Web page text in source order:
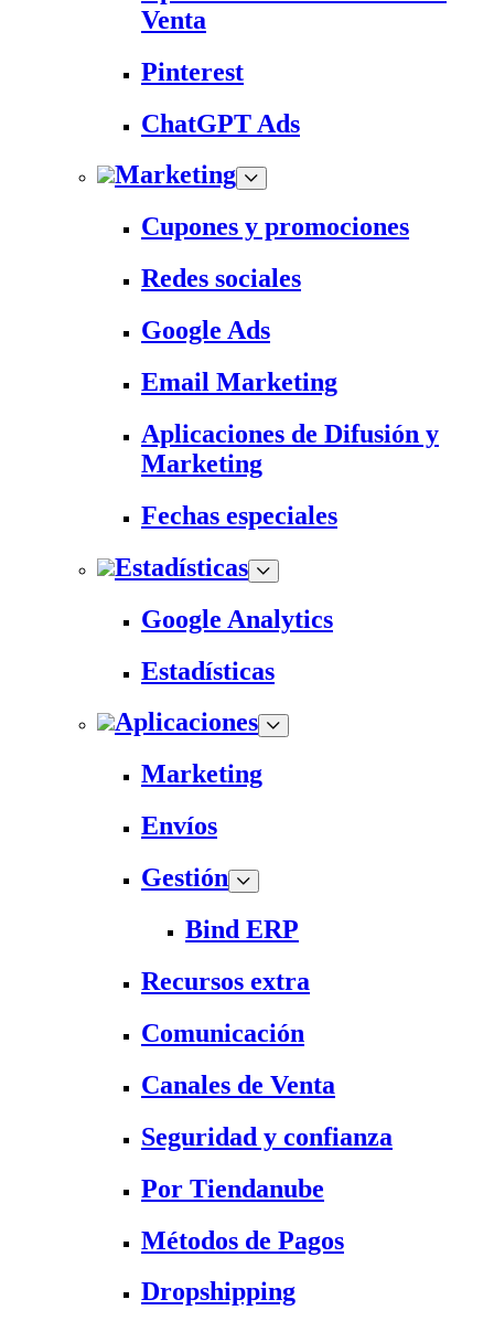
Venta
Pinterest
ChatGPT Ads
Marketing
Cupones y promociones
Redes sociales
Google Ads
Email Marketing
Aplicaciones de Difusión y
Marketing
Fechas especiales
Estadísticas
Google Analytics
Estadísticas
Aplicaciones
Marketing
Envíos
Gestión
Bind ERP
Recursos extra
Comunicación
Canales de Venta
Seguridad y confianza
Por Tiendanube
Métodos de Pagos
Dropshipping